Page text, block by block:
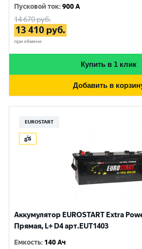
Пусковой ток:900 A
14 670руб.
13 410 руб.
при обмене
Купить в 1 клик
Добавить в
EUROSTART
Аккумулятор EUROSTART Extra
Прямая, L+ D4 арт.EUT1403
Емкость: 140 Ач